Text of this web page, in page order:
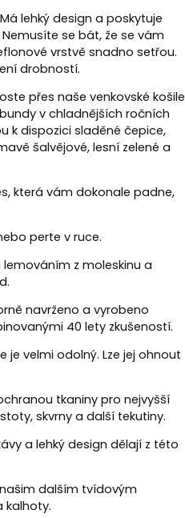
lehký design a poskytuje
se bát, že se vám
vrstvě snadno setřou.
drobností.
přes naše venkovské košile
v chladnějších ročních
k dispozici sladěné čepice,
šalvějové, lesní zelené a
která vám dokonale padne,
perte v ruce.
z moleskinu a
navrženo a vyrobeno
40 lety zkušeností.
je velmi odolný. Lze jej ohnout
tkaniny pro nejvyšší
skvrny a další tekutiny.
a lehký design dělají z této
dalším tvídovým
kalhoty.